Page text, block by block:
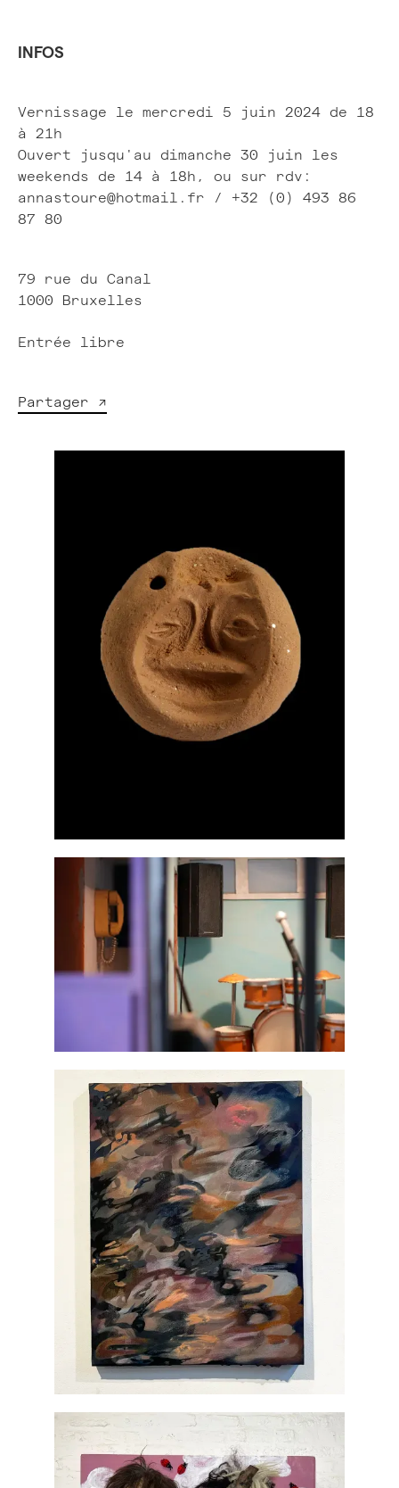
INFOS
Vernissage le mercredi 5 juin 2024 de 18
à 21h
Ouvert jusqu'au dimanche 30 juin les
weekends de 14 à 18h, ou sur rdv:
annastoure@hotmail.fr / +32 (0) 493 86
87 80
79 rue du Canal
1000 Bruxelles
Entrée libre
Partager ↗︎